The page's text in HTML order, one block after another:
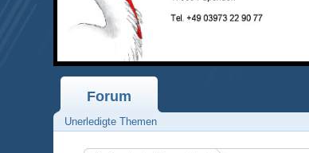
Forum
Unerledigte Themen